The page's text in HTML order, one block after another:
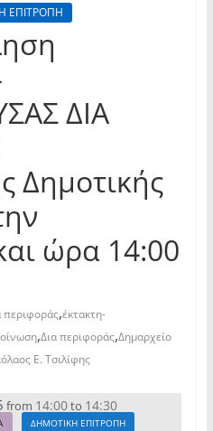
ΕΠΙΤΡΟΠΗ
ΔΙΑ
Δημοτικής
ώρα 14:00
περιφοράς,έκτακτη-
,Δια περιφοράς,Δημαρχείο
Ε. Τσιλίφης
from 14:00to 14:30
ΔΗΜΟΤΙΚΗ ΕΠΙΤΡΟΠΗ